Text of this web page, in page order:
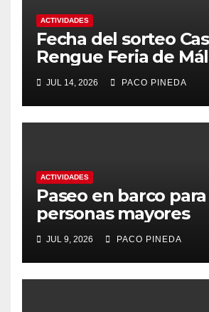
ACTIVIDADES
Fecha del sorteo
Rengue Feria de
2026
JUL 14, 2026 PACO PINEDA
ACTIVIDADES
Paseo en barco para
personas mayores
JUL 9, 2026 PACO PINEDA